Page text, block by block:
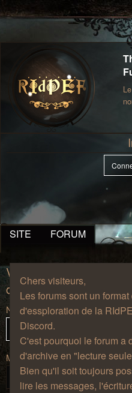
SITE FORUM
Chers visiteurs,
Les forums sont un
d'essploration de la
Discord.
C'est pourquoi le forum a
d'archive en "lecture
Bien qu'il soit toujours
lire les messages,
Vous devez vous
de pouvoir consulter le
Nom d’utilisateur :
Mot de passe :